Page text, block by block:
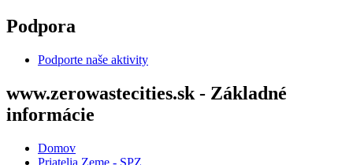
Skočiť na hlavný obsah
Podpora
Podporte naše aktivity
www.zerowastecities.sk - Základné
informácie
Domov
Priatelia Zeme - SPZ